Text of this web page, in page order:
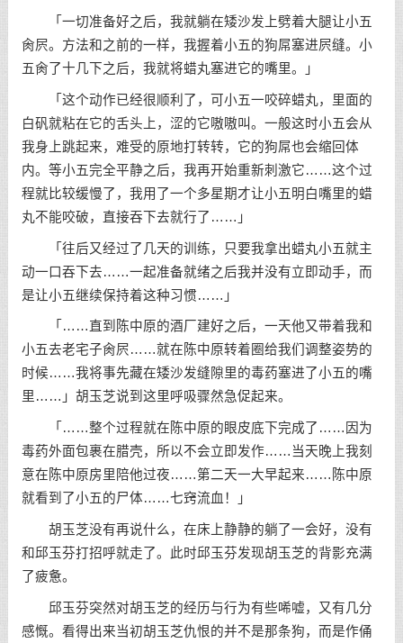
「一切准备好之后，我就躺在矮沙发上劈着大腿让小五
肏屄。方法和之前的一样，我握着小五的狗屌塞进屄缝。小
五肏了十几下之后，我就将蜡丸塞进它的嘴里。」
「这个动作已经很顺利了，可小五一咬碎蜡丸，里面的
白矾就粘在它的舌头上，涩的它嗷嗷叫。一般这时小五会从
我身上跳起来，难受的原地打转转，它的狗屌也会缩回体
内。等小五完全平静之后，我再开始重新刺激它……这个过
程就比较缓慢了，我用了一个多星期才让小五明白嘴里的蜡
丸不能咬破，直接吞下去就行了……」
「往后又经过了几天的训练，只要我拿出蜡丸小五就主
动一口吞下去……一起准备就绪之后我并没有立即动手，而
是让小五继续保持着这种习惯……」
「……直到陈中原的酒厂建好之后，一天他又带着我和
小五去老宅子肏屄……就在陈中原转着圈给我们调整姿势的
时候……我将事先藏在矮沙发缝隙里的毒药塞进了小五的嘴
里……」胡玉芝说到这里呼吸骤然急促起来。
「……整个过程就在陈中原的眼皮底下完成了……因为
毒药外面包裹在腊壳，所以不会立即发作……当天晚上我刻
意在陈中原房里陪他过夜……第二天一大早起来……陈中原
就看到了小五的尸体……七窍流血！」
胡玉芝没有再说什么，在床上静静的躺了一会好，没有
和邱玉芬打招呼就走了。此时邱玉芬发现胡玉芝的背影充满
了疲惫。
邱玉芬突然对胡玉芝的经历与行为有些唏嘘，又有几分
感慨。看得出来当初胡玉芝仇恨的并不是那条狗，而是作俑